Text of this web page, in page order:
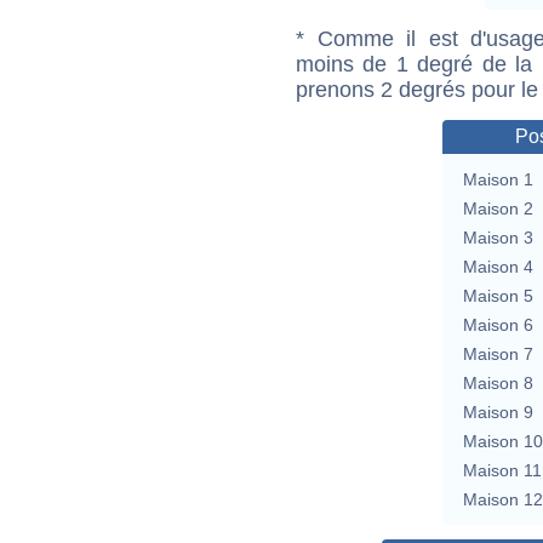
* Comme il est
moins de 1 degré de la
prenons 2 degrés pour
Maison 1
Maison 2
Maison 3
Maison 4
Maison 5
Maison 6
Maison 7
Maison 8
Maison 9
Maison 10
Maison 11
Maison 12